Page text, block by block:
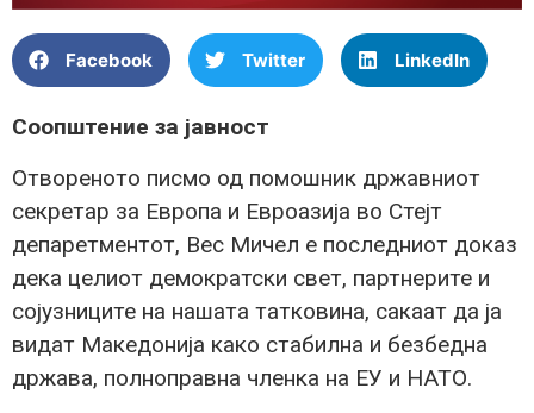
Facebook Twitter LinkedIn
Соопштение за јавност
Отвореното писмо од помошник државниот
секретар за Европа и Евроазија во Стејт
депаретментот, Вес Мичел е последниот доказ
дека целиот демократски свет, партнерите и
сојузниците на нашата татковина, сакаат да ја
видат Македонија како стабилна и безбедна
држава, полноправна членка на ЕУ и НАТО.